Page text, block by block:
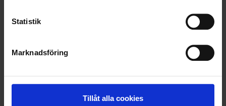
Statistik
Marknadsföring
Tillåt alla cookies
i Stockholm/Mälardalen
< 1 2 3 >